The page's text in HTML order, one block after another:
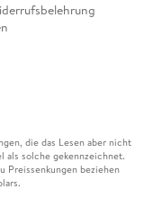
die das Lesen aber nicht
als solche gekennzeichnet.
Preissenkungen beziehen